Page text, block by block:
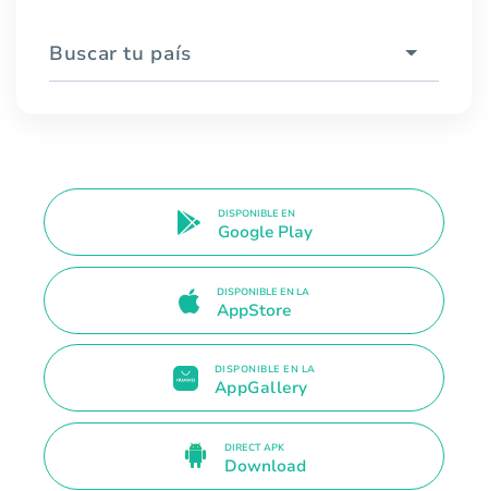
Buscar tu país
DISPONIBLE EN
Google Play
DISPONIBLE EN LA
AppStore
DISPONIBLE EN LA
AppGallery
DIRECT APK
Download